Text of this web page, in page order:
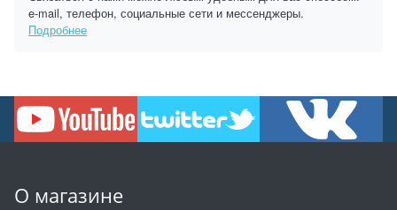
e-mail, телефон, социальные сети и мессенджеры.
Подробнее
О магазине